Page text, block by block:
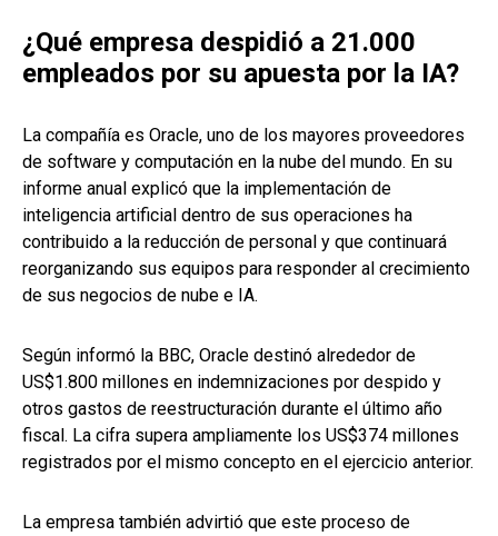
¿Qué empresa despidió a 21.000
empleados por su apuesta por la IA?
La compañía es Oracle, uno de los mayores proveedores
de software y computación en la nube del mundo. En su
informe anual explicó que la implementación de
inteligencia artificial dentro de sus operaciones ha
contribuido a la reducción de personal y que continuará
reorganizando sus equipos para responder al crecimiento
de sus negocios de nube e IA.
Según informó la BBC, Oracle destinó alrededor de
US$1.800 millones en indemnizaciones por despido y
otros gastos de reestructuración durante el último año
fiscal. La cifra supera ampliamente los US$374 millones
registrados por el mismo concepto en el ejercicio anterior.
La empresa también advirtió que este proceso de